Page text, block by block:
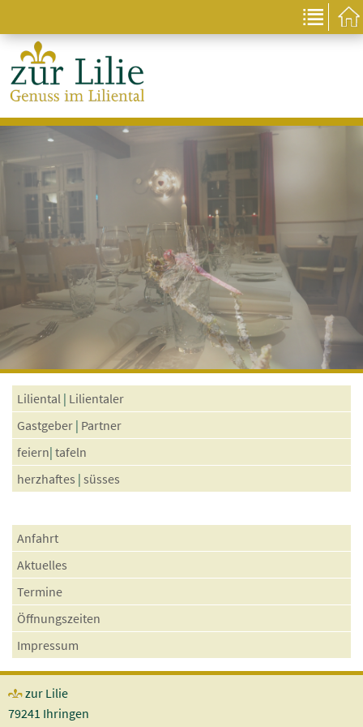
Liliental | Lilientaler
Gastgeber | Partner
feiern| tafeln
herzhaftes | süsses
Anfahrt
Aktuelles
Termine
Öffnungszeiten
Impressum
zur Lilie
79241 Ihringen